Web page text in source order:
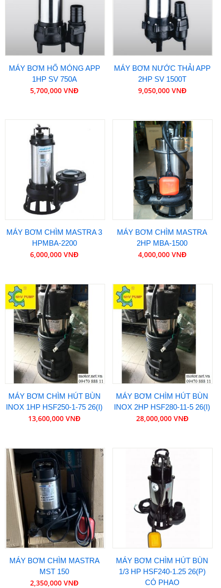
MÁY BƠM HỐ MÓNG APP
1HP SV 750A
5,700,000 VNĐ
MÁY BƠM NƯỚC THẢI APP
2HP SV 1500T
9,050,000 VNĐ
MÁY BƠM CHÌM MASTRA 3
HPMBA-2200
6,000,000 VNĐ
MÁY BƠM CHÌM MASTRA
2HP MBA-1500
4,000,000 VNĐ
MÁY BƠM CHÌM HÚT BÙN
INOX 1HP HSF250-1-75 26(I)
13,600,000 VNĐ
MÁY BƠM CHÌM HÚT BÙN
INOX 2HP HSF280-11-5 26(I)
28,000,000 VNĐ
MÁY BƠM CHÌM MASTRA
MST 150
2,350,000 VNĐ
MÁY BƠM CHÌM HÚT BÙN
1/3 HP HSF240-1.25 26(P)
CÓ PHAO